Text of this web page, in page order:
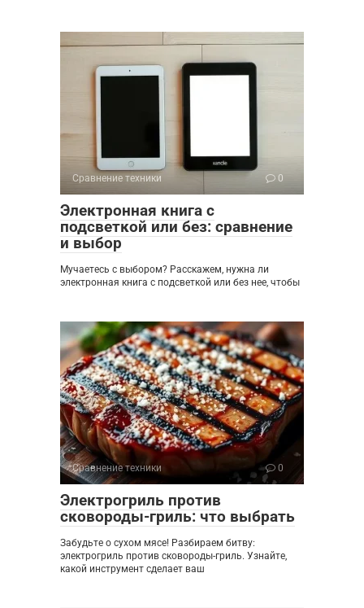
Сравнение техники 0
Электронная книга с
подсветкой или без: сравнение
и выбор
Мучаетесь с выбором? Расскажем, нужна ли
электронная книга с подсветкой или без нее, чтобы
Сравнение техники 0
Электрогриль против
сковороды-гриль: что выбрать
Забудьте о сухом мясе! Разбираем битву:
электрогриль против сковороды-гриль. Узнайте,
какой инструмент сделает ваш